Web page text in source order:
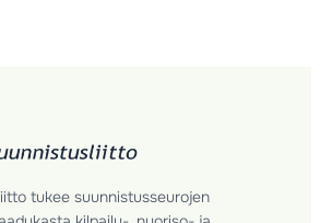
tukee suunnistusseurojen